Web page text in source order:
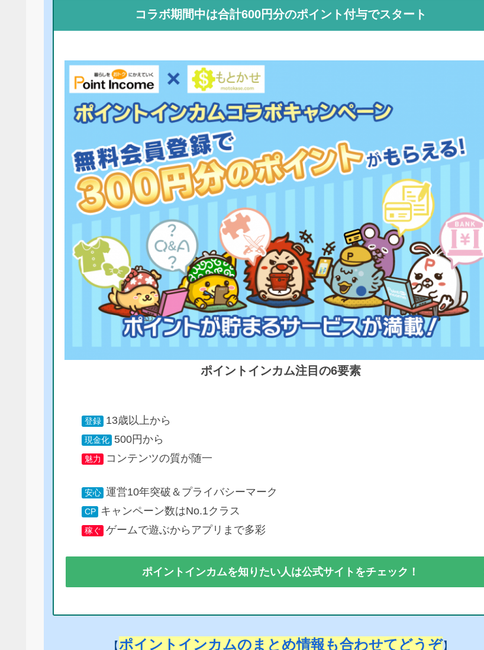
コラボ期間中は合計600円分のポイント付与でスタート
ポイントインカム注目の6要素
登録 13歳以上から
現金化 500円から
魅力 コンテンツの質が随一
安心 運営10年突破＆プライバシーマーク
CP キャンペーン数はNo.1クラス
稼ぐ ゲームで遊ぶからアプリまで多彩
ポイントインカムを知りたい人は公式サイトをチェック！
【ポイントインカムのまとめ情報も合わせてどうぞ】